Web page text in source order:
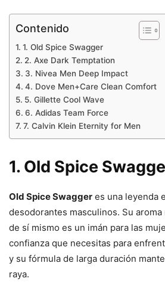
Contenido
1. Old Spice Swagger
2. Axe Dark Temptation
3. Nivea Men Deep Impact
4. Dove Men+Care Clean Comfort
5. Gillette Cool Wave
6. Adidas Team Force
7. Calvin Klein Eternity for Men
1. Old Spice
Old Spice Swagger es una leyenda
desodorantes masculinos. Su
de sí mismo es un imán para las
confianza que necesitas para
y su fórmula de larga duración
raya.